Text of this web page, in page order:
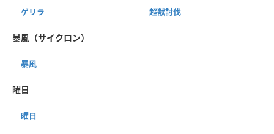
ゲリラ 超獣討伐
暴風（サイクロン）
暴風
曜日
曜日